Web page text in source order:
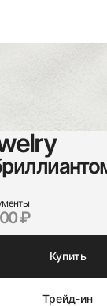
₽
Купить
Трейд-ин